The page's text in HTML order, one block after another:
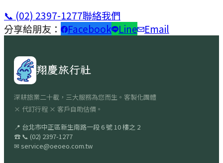
📞 (02) 2397-1277聯絡我們
分享給朋友：
Facebook Line Email
翔慶旅行社
深耕旅業二十載，三大服務為您而生。客製化團體
× 代訂行程 × 客戶自助估價。
📍 台北市中正區新生南路一段 6 號 10 樓之 2
☎ 📞 (02) 2397-1277
✉ service@oeoeo.com.tw